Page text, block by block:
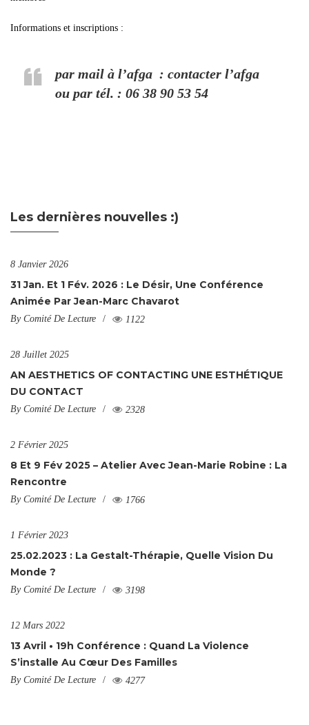
Informations et inscriptions :
par mail à l’afga : contacter l’afga
ou par tél. : 06 38 90 53 54
Les dernières nouvelles :)
8 Janvier 2026
31 Jan. Et 1 Fév. 2026 : Le Désir, Une Conférence
Animée Par Jean-Marc Chavarot
By Comité De Lecture 1122
28 Juillet 2025
AN AESTHETICS OF CONTACTING UNE ESTHÉTIQUE
DU CONTACT
By Comité De Lecture 2328
2 Février 2025
8 Et 9 Fév 2025 – Atelier Avec Jean-Marie Robine : La
Rencontre
By Comité De Lecture 1766
1 Février 2023
25.02.2023 : La Gestalt-Thérapie, Quelle Vision Du
Monde ?
By Comité De Lecture 3198
12 Mars 2022
13 Avril • 19h Conférence : Quand La Violence
S’installe Au Cœur Des Familles
By Comité De Lecture 4277